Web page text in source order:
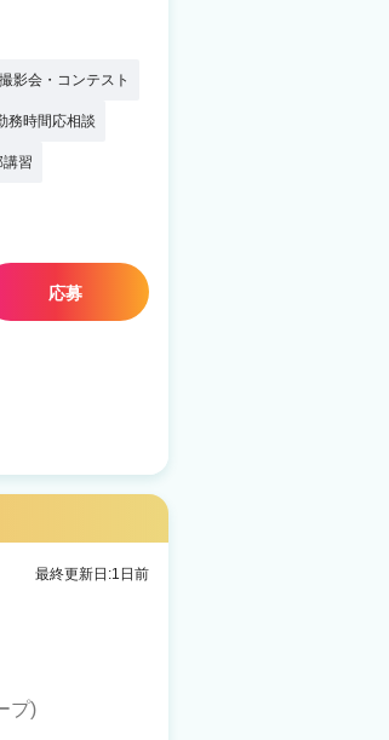
影会・コンテスト
務時間応相談
講習
応募
最終更新日:1日前
プ)